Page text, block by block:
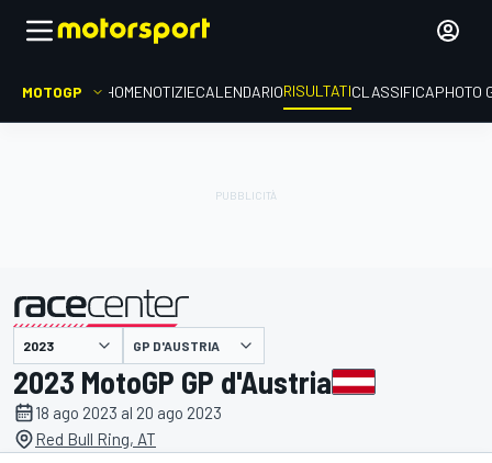
MOTOGP HOMENOTIZIECALENDARIORISULTATICLASSIFICAPHOTO
presentato da GP D'AUSTRIA
2023 MotoGP GP d'Austria
18 ago 2023 al 20 ago 2023
Red Bull Ring, AT